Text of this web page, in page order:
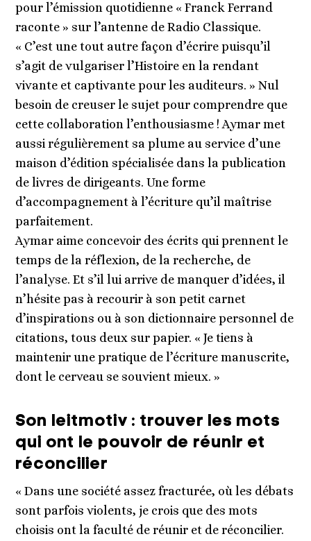
pour l’émission quotidienne « Franck Ferrand
raconte » sur l’antenne de Radio Classique.
« C’est une tout autre façon d’écrire puisqu’il
s’agit de vulgariser l’Histoire en la rendant
vivante et captivante pour les auditeurs. » Nul
besoin de creuser le sujet pour comprendre que
cette collaboration l’enthousiasme ! Aymar met
aussi régulièrement sa plume au service d’une
maison d’édition spécialisée dans la publication
de livres de dirigeants. Une forme
d’accompagnement à l’écriture qu’il maîtrise
parfaitement.
Aymar aime concevoir des écrits qui prennent le
temps de la réflexion, de la recherche, de
l’analyse. Et s’il lui arrive de manquer d’idées, il
n’hésite pas à recourir à son petit carnet
d’inspirations ou à son dictionnaire personnel de
citations, tous deux sur papier. « Je tiens à
maintenir une pratique de l’écriture manuscrite,
dont le cerveau se souvient mieux. »
Son leitmotiv : trouver les mots
qui ont le pouvoir de réunir et
réconcilier
« Dans une société assez fracturée, où les débats
sont parfois violents, je crois que des mots
choisis ont la faculté de réunir et de réconcilier.